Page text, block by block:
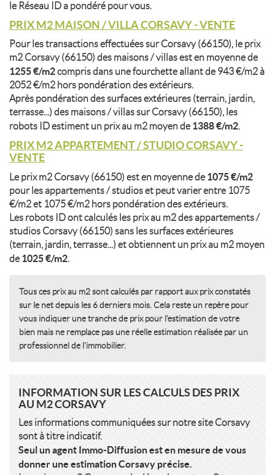
le Réseau ID a pondéré pour vous.
PRIX M2 MAISON / VILLA CORSAVY - VENTE
Pour les transactions effectuées sur Corsavy (66150), le prix
m2 Corsavy (66150) des maisons / villas est en moyenne de
1255 €/m2compris dans une fourchette allant de 943 €/m2 à
2052 €/m2 hors pondération des extérieurs.
Après pondération des surfaces extérieures (terrain, jardin,
terrasse...) des maisons / villas sur Corsavy (66150), les
robots ID estiment un prix au m2 moyen de 1388 €/m2.
PRIX M2 APPARTEMENT / STUDIO CORSAVY -
VENTE
Le prix m2 Corsavy (66150) est en moyenne de 1075 €/m2
pour les appartements / studios et peut varier entre 1075
€/m2 et 1075 €/m2 hors pondération des extérieurs.
Les robots ID ont calculés les prix au m2 des appartements /
studios Corsavy (66150) sans les surfaces extérieures
(terrain, jardin, terrasse...) et obtiennent un prix au m2 moyen
de 1025 €/m2.
Tous ces prix au m2 sont calculés par rapport aux prix constatés
sur le net depuis les 6 derniers mois. Cela reste un repère pour
vous indiquer une tranche de prix pour l'estimation de votre
bien mais ne remplace pas une réelle estimation réalisée par un
professionnel de l'immobilier.
INFORMATION SUR LES CALCULS DES PRIX
AU M2 CORSAVY
Les informations communiquées sur notre site Corsavy
sont à titre indicatif.
Seul un agent Immo-Diffusion est en mesure de vous
donner une estimation Corsavy précise.